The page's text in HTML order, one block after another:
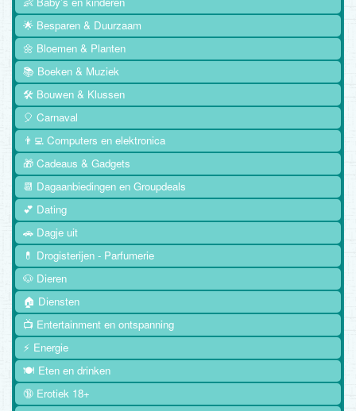
🌟 Besparen & Duurzaam
🌼 Bloemen & Planten
📚 Boeken & Muziek
🛠️ Bouwen & Klussen
🎈 Carnaval
👨‍💻 Computers en elektronica
🎁 Cadeaus & Gadgets
📆 Dagaanbiedingen en Groupdeals
💕 Dating
🚗 Dagje uit
💊 Drogisterijen - Parfumerie
🐶 Dieren
🏠 Diensten
📺 Entertainment en ontspanning
⚡ Energie
🍽️ Eten en drinken
🔞 Erotiek 18+